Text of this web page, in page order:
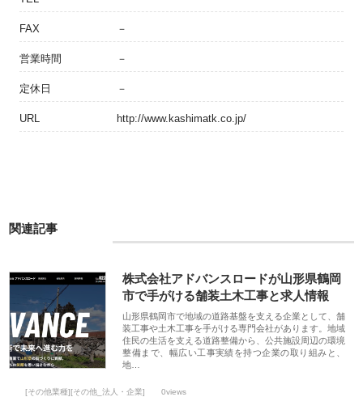
FAX －
営業時間 －
定休日 －
URL http://www.kashimatk.co.jp/
関連記事
株式会社アドバンスロードが山形県鶴岡
市で手がける舗装土木工事と求人情報
山形県鶴岡市で地域の道路基盤を支える企業として、舗
装工事や土木工事を手がける専門会社があります。地域
住民の生活を支える道路整備から、公共施設周辺の環境
整備まで、幅広い工事実績を持つ企業の取り組みと、
地…
[その他業種][その他_法人・企業] 0views